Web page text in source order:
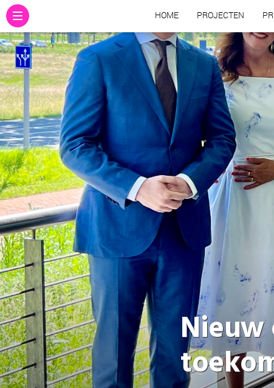
HOME PROJECTEN